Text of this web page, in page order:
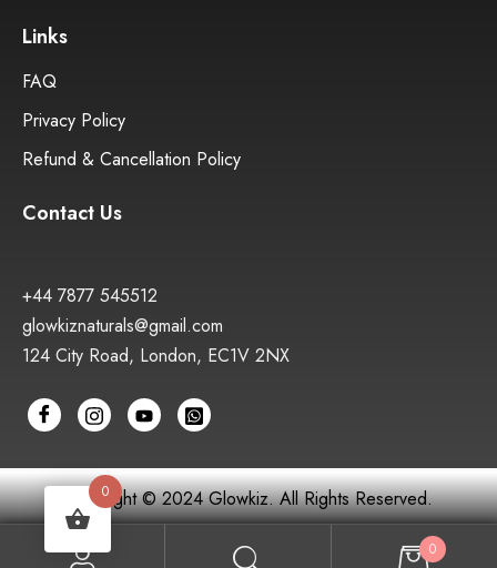
Links
FAQ
Privacy Policy
Refund & Cancellation Policy
Contact Us
+44 7877 545512
glowkiznaturals@gmail.com
124 City Road, London, EC1V 2NX
Copyright © 2024 Glowkiz. All Rights Reserved.
0
0